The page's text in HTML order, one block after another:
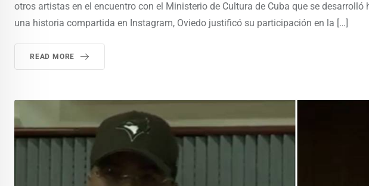
otros artistas en el encuentro con el Ministerio de Cultura de Cuba que se
una historia compartida en Instagram, Oviedo justificó su participación en la […]
READ MORE